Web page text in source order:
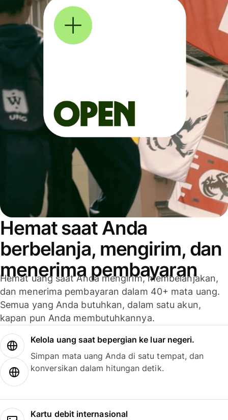
Hemat saat Anda
berbelanja, mengirim, dan
menerima pembayaran
Hemat uang saat Anda mengirim, membelanjakan,
dan menerima pembayaran dalam 40+ mata uang.
Semua yang Anda butuhkan, dalam satu akun,
kapan pun Anda membutuhkannya.
Kelola uang saat bepergian ke luar negeri.
Simpan mata uang Anda di satu tempat, dan
konversikan dalam hitungan detik.
Kartu debit internasional